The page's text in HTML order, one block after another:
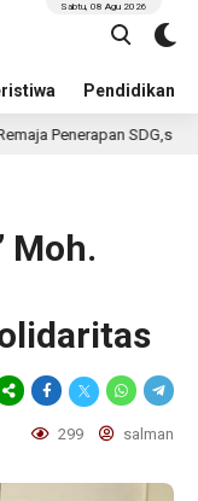
Pendidikan
Sabtu, 08 Agu 2026
SDG,s 4
Moh.
299 salman